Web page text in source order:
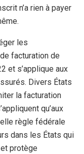
n’a rien à payer
les
facturation de
et s’applique aux
Divers États
la facturation
qu’aux
règle fédérale
dans les États qui
protège